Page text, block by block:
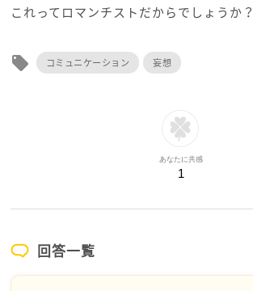
これってロマンチストだからでしょうか？
local_offer コミュニケーション 妄想
あなたに共感
1
回答一覧